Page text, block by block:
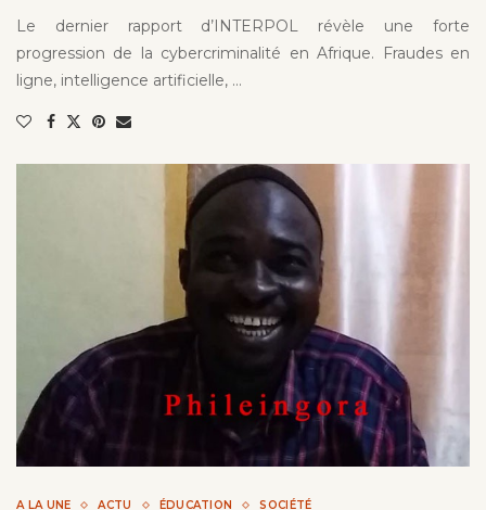
Le dernier rapport d’INTERPOL révèle une forte
progression de la cybercriminalité en Afrique. Fraudes en
ligne, intelligence artificielle, …
A LA UNE ACTU ÉDUCATION SOCIÉTÉ